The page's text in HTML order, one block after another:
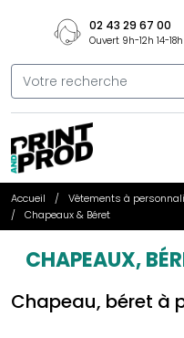
02 43 29 67 00
Ouvert 9h-12h 14-18h
Accueil Vêtements à
Chapeaux & Béret
CHAPEAUX,
Chapeau, béret à